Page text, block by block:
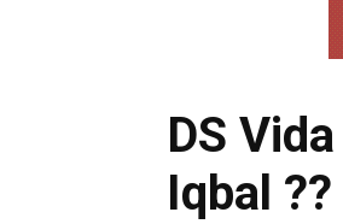
DS
Iqbal ??